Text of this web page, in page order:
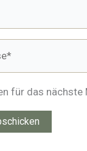
für das nächste